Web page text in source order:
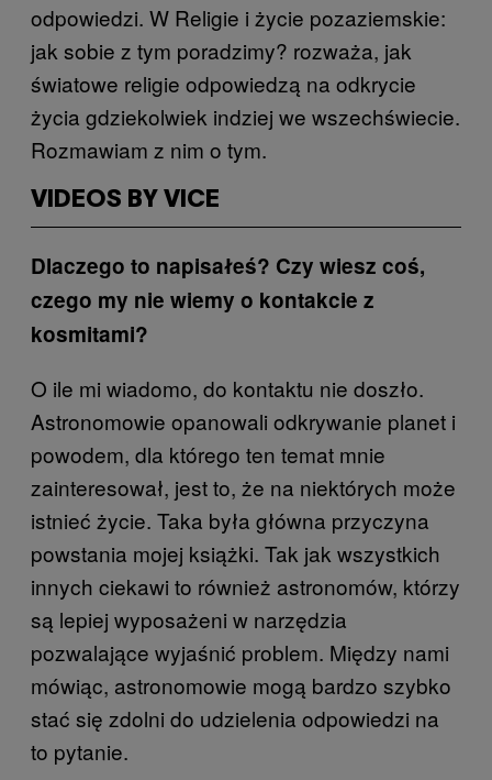
odpowiedzi. W Religie i życie pozaziemskie:
jak sobie z tym poradzimy? rozważa, jak
światowe religie odpowiedzą na odkrycie
życia gdziekolwiek indziej we wszechświecie.
Rozmawiam z nim o tym.
VIDEOS BY VICE
Dlaczego to napisałeś? Czy wiesz coś,
czego my nie wiemy o kontakcie z
kosmitami?
O ile mi wiadomo, do kontaktu nie doszło.
Astronomowie opanowali odkrywanie planet i
powodem, dla którego ten temat mnie
zainteresował, jest to, że na niektórych może
istnieć życie. Taka była główna przyczyna
powstania mojej książki. Tak jak wszystkich
innych ciekawi to również astronomów, którzy
są lepiej wyposażeni w narzędzia
pozwalające wyjaśnić problem. Między nami
mówiąc, astronomowie mogą bardzo szybko
stać się zdolni do udzielenia odpowiedzi na
to pytanie.